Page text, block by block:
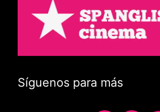
Síguenos para más